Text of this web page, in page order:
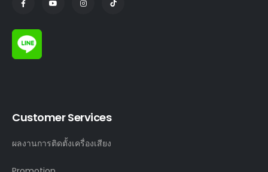
Customer Services
ผลงานการติดตั้งเครื่องเสียง